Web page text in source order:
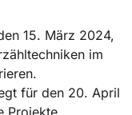
15. März 2024,
im
für den 20. April